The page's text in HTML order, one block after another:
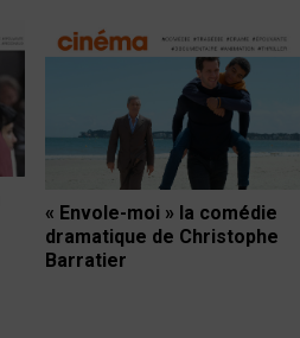
« Envole-moi » la comédie
dramatique de Christophe
Barratier